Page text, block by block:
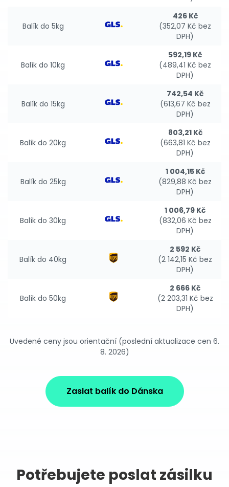
Balík do 5kg
426 Kč
(352,07 Kč bez
DPH)
Balík do 10kg
592,19 Kč
(489,41 Kč bez
DPH)
Balík do 15kg
742,54 Kč
(613,67 Kč bez
DPH)
Balík do 20kg
803,21 Kč
(663,81 Kč bez
DPH)
Balík do 25kg
1 004,15 Kč
(829,88 Kč bez
DPH)
Balík do 30kg
1 006,79 Kč
(832,06 Kč bez
DPH)
Balík do 40kg
2 592 Kč
(2 142,15 Kč bez
DPH)
Balík do 50kg
2 666 Kč
(2 203,31 Kč bez
DPH)
Uvedené ceny jsou orientační (poslední aktualizace cen 6.
8. 2026)
Zaslat balík do Dánska
Potřebujete poslat zásilku